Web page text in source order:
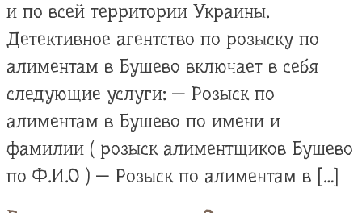
и по всей территории Украины.
Детективное агентство по розыску по
алиментам в Бушево включает в себя
следующие услуги: — Розыск по
алиментам в Бушево по имени и
фамилии ( розыск алиментщиков Бушево
по Ф.И.О ) — Розыск по алиментам в […]